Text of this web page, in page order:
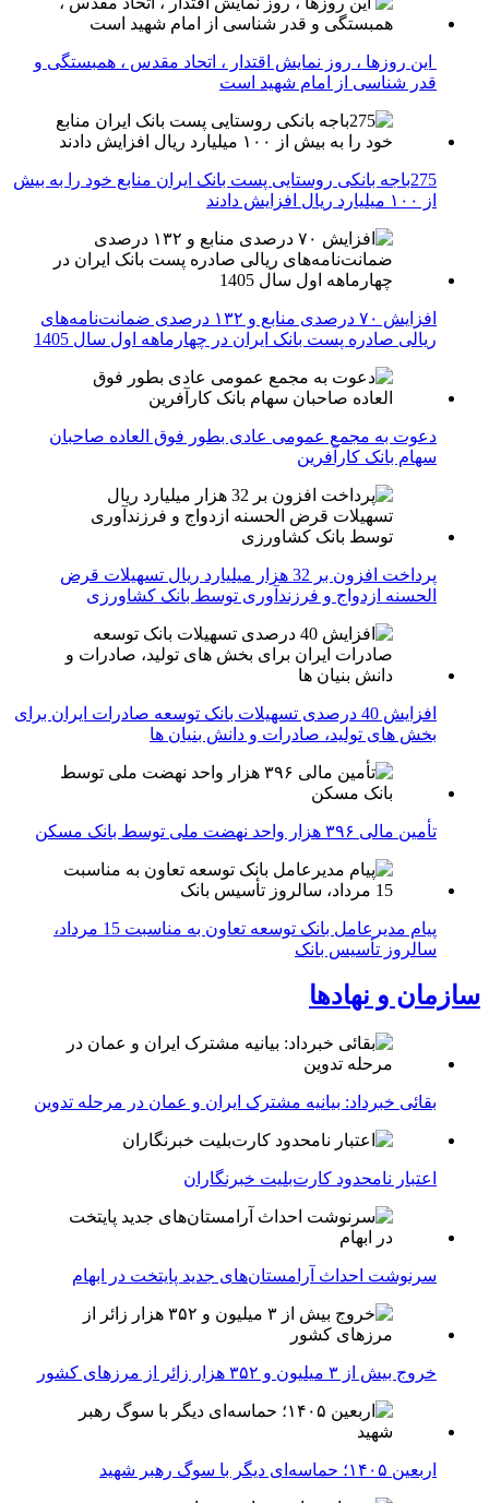
این روزها ، روز نمایش اقتدار ، اتحاد مقدس ، همبستگی و
قدر شناسی از امام شهید است
275باجه بانکی روستایی پست بانک ایران منابع خود را به بیش
از ۱۰۰ میلیارد ریال افزایش دادند
افزایش ۷۰ درصدی منابع و ۱۳۲ درصدی ضمانت‌نامه‌های
ریالی صادره پست بانک ایران در چهارماهه اول سال 1405
دعوت به مجمع عمومی عادی بطور فوق العاده صاحبان
سهام بانک کارآفرین
پرداخت افزون بر 32 هزار میلیارد ریال تسهیلات قرض
الحسنه ازدواج و فرزندآوری توسط بانک کشاورزی
افزایش 40 درصدی تسهیلات بانک توسعه صادرات ایران برای
بخش های تولید، صادرات و دانش بنیان ها
تأمین مالی ۳۹۶ هزار واحد نهضت ملی توسط بانک مسکن
پیام مدیرعامل بانک توسعه تعاون به مناسبت 15 مرداد،
سالروز تأسیس بانک
سازمان و نهادها
بقائی خبرداد: بیانیه مشترک ایران و عمان در مرحله تدوین
اعتبار نامحدود کارت‌بلیت خبرنگاران
سرنوشت احداث آرامستان‌های جدید پایتخت در ابهام
خروج بیش از ۳ میلیون و ۳۵۲ هزار زائر از مرزهای کشور
اربعین ۱۴۰۵؛ حماسه‌ای دیگر با سوگ رهبر شهید